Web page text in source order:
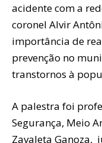
acidente com a
coronel Alvir
importância de
prevenção no
transtornos à
A palestra foi
Segurança, Meio
Zavaleta Ganoza,